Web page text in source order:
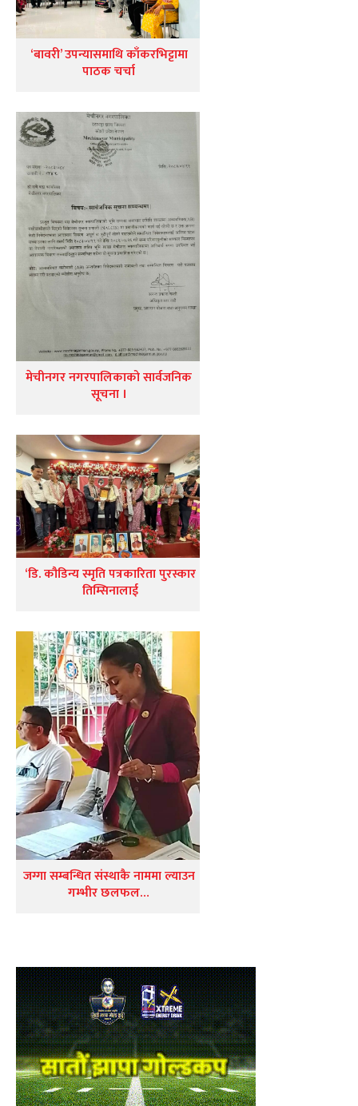
‘बावरी’ उपन्यासमाथि काँकरभिट्टामा
पाठक चर्चा
मेचीनगर नगरपालिकाको सार्वजनिक
सूचना ।
‘डि. कौडिन्य स्मृति पत्रकारिता पुरस्कार
तिम्सिनालाई
जग्गा सम्बन्धित संस्थाकै नाममा ल्याउन
गम्भीर छलफल…